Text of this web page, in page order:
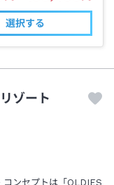
選択する
ゾート
コンセプトは「OLDIES